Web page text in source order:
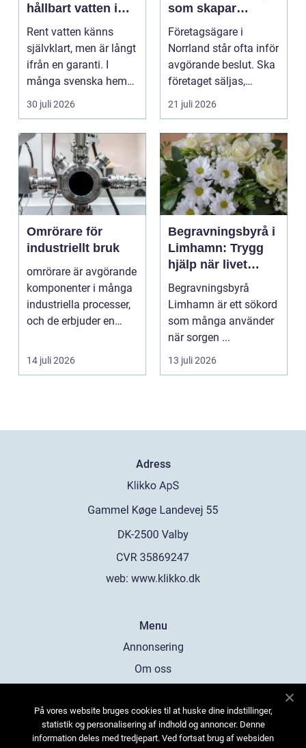
hållbart vatten i
vardagen
Rent vatten känns
självklart, men är långt
ifrån en garanti. I
många svenska hem
innehåller kranvatt...
30 juli 2026
som skapar
tryggare affärer
Företagsägare i
Norrland står ofta inför
avgörande beslut. Ska
företaget säljas,
generationsskiftas,...
21 juli 2026
Omrörare för
industriellt bruk
omrörare är avgörande
komponenter i många
industriella processer,
och de erbjuder en
14 juli 2026
Begravningsbyrå i
Limhamn: Trygg
hjälp när livet
förändras
Begravningsbyrå
Limhamn är ett sökord
som många använder
när sorgen ...
13 juli 2026
Adress
web: www.klikko.dk
Menu
Annonsering
Om oss
Kontakta oss
Sitemap
På vores website bruges cookies til at huske dine indstillinger,
statistik og personalisering af indhold og annoncer. Denne
information deles med tredjepart. Ved fortsat brug af websiden